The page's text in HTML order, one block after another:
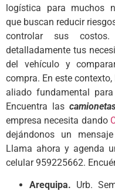
logística para muchos
que buscan reducir
controlar sus
detalladamente tus
del vehículo y
compra. En este
aliado fundamental
Encuentra las
empresa necesita dando
dejándonos un
Llama ahora y agenda
celular 959225662.
Arequipa. Urb.